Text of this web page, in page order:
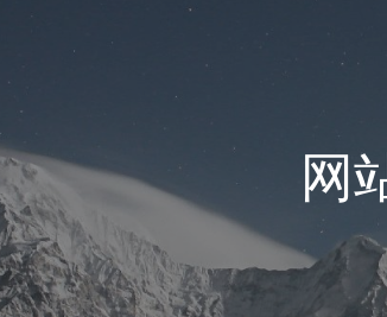
网